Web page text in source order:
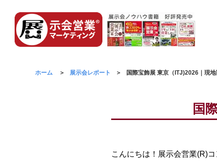
ホーム 展示会レポート 国際宝飾展 東京（ITJ)2026｜現
国
こんにちは！展示会営業(R)